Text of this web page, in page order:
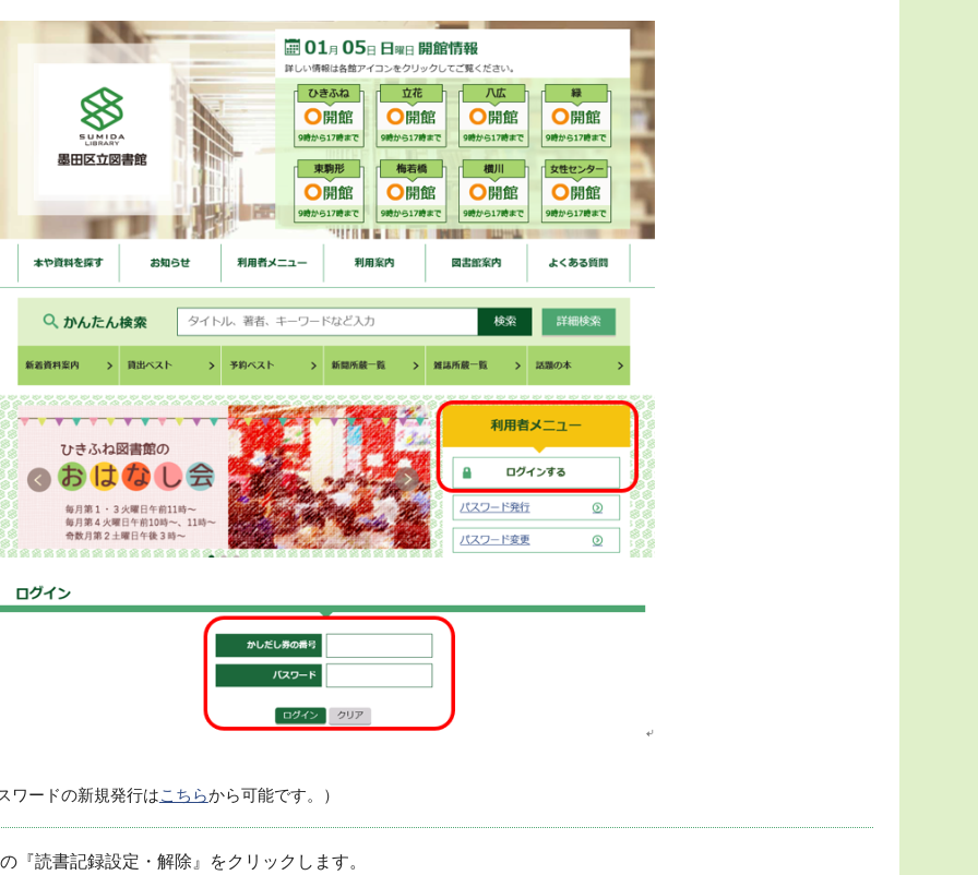
ドの新規発行はこちらから可能です。）
『読書記録設定・解除』をクリックします。